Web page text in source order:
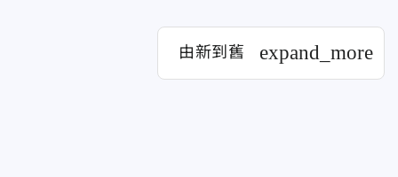
由新到舊 expand_more